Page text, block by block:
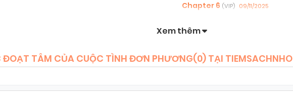
Chapter 6 (VIP) 09/11/2025
Xem thêm
ĐOẠT TÂM CỦA CUỘC TÌNH ĐƠN PHƯƠNG(0) TẠI TIEMSACHNHO